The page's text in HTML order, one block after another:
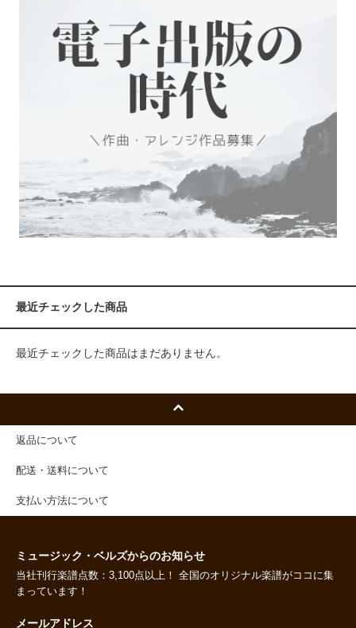
最近チェックした商品
最近チェックした商品はまだありません。
返品について
配送・送料について
支払い方法について
ミュージック・ベルズからのお知らせ
当社刊行楽譜点数：3,100点以上！ 全国のオリジナル楽譜がココに集
まっています！
メールアドレス